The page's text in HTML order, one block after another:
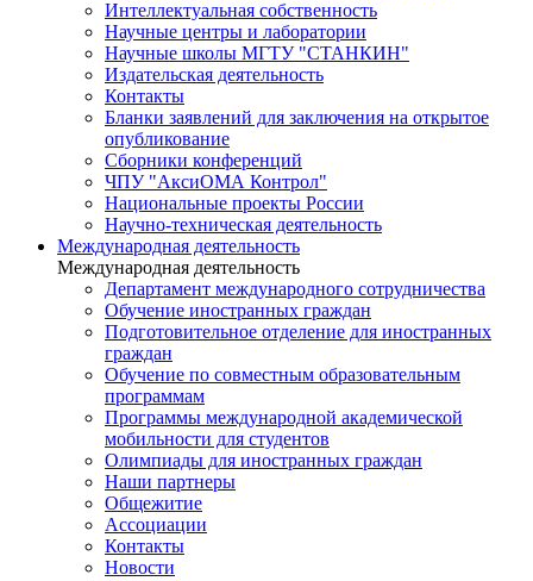
Интеллектуальная собственность
Научные центры и лаборатории
Научные школы МГТУ "СТАНКИН"
Издательская деятельность
Контакты
Бланки заявлений для заключения на открытое
опубликование
Сборники конференций
ЧПУ "АксиОМА Контрол"
Национальные проекты России
Научно-техническая деятельность
Международная деятельность
Международная деятельность
Департамент международного сотрудничества
Обучение иностранных граждан
Подготовительное отделение для иностранных
граждан
Обучение по совместным образовательным
программам
Программы международной академической
мобильности для студентов
Олимпиады для иностранных граждан
Наши партнеры
Общежитие
Ассоциации
Контакты
Новости